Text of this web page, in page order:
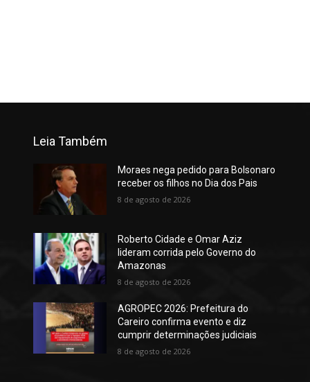
Leia Também
Moraes nega pedido para Bolsonaro
receber os filhos no Dia dos Pais
8 de agosto de 2026
Roberto Cidade e Omar Aziz
lideram corrida pelo Governo do
Amazonas
8 de agosto de 2026
AGROPEC 2026: Prefeitura do
Careiro confirma evento e diz
cumprir determinações judiciais
8 de agosto de 2026